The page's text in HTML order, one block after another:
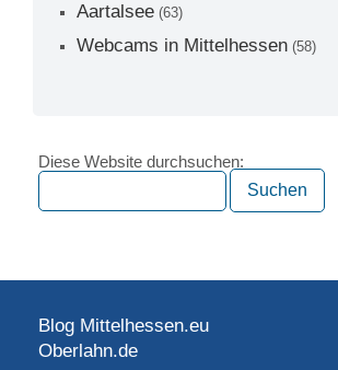
Aartalsee (63)
Webcams in Mittelhessen (58)
Diese Website durchsuchen:
Blog Mittelhessen.eu
Oberlahn.de